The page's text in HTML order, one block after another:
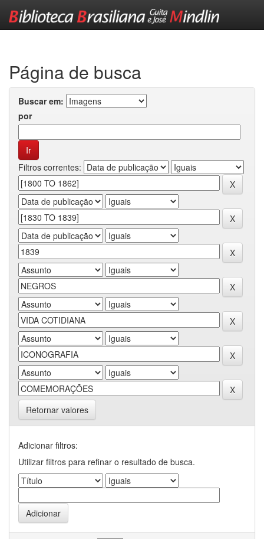
Página de busca
Buscar em:
por
Filtros correntes:
Retornar valores
Adicionar filtros:
Utilizar filtros para refinar o resultado de busca.